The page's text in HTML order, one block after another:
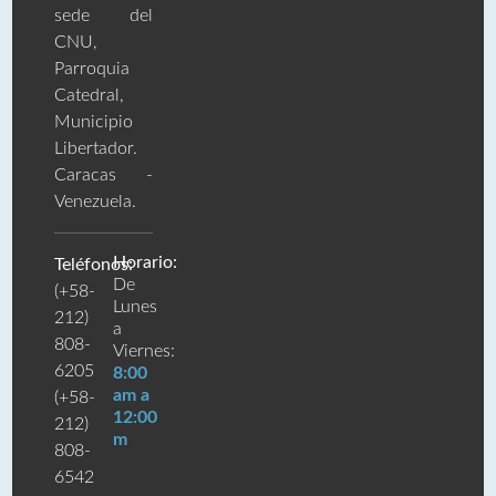
sede del
CNU,
Parroquia
Catedral,
Municipio
Libertador.
Caracas -
Venezuela.
Teléfonos:
(+58-
212)
808-
6205
(+58-
212)
808-
6542
Horario:
De
Lunes
a
Viernes:
8:00
am a
12:00
m